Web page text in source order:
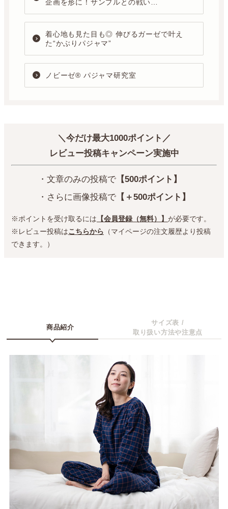
企画を形に！サンプルとの戦い…
着心地も見た目も◎ 伸びるガーゼで叶え
た“かぶりパジャマ”
ノビーゼ® パジャマ研究室
＼今だけ最大1000ポイント／
レビュー投稿キャンペーン実施中
・文章のみの投稿で【500ポイント】
・さらに画像投稿で【＋500ポイント】
※ポイントを受け取るには 【会員登録（無料）】 が必要です。
※レビュー投稿はこちらから （マイページの注文履歴より投稿
できます。）
商品紹介
サイズ表 /
取り扱い方法や注意点